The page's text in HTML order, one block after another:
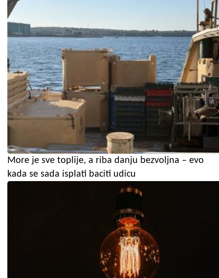
More je sve toplije, a riba danju bezvoljna – evo
kada se sada isplati baciti udicu